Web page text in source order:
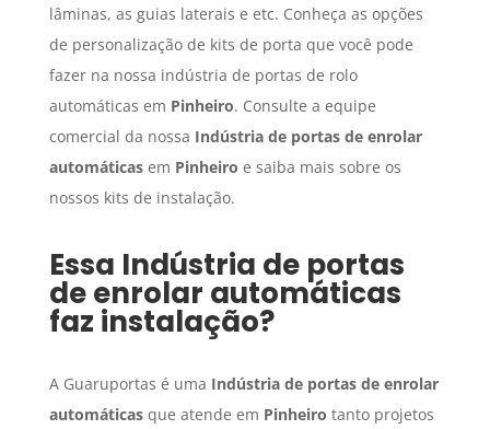
lâminas, as guias laterais e etc. Conheça as opções
de personalização de kits de porta que você pode
fazer na nossa indústria de portas de rolo
automáticas em Pinheiro. Consulte a equipe
comercial da nossa Indústria de portas de enrolar
automáticasem Pinheiro e saiba mais sobre os
nossos kits de instalação.
Essa Indústria de portas
de enrolar automáticas
faz instalação?
A Guaruportas é uma Indústria de portas de enrolar
automáticasque atende em Pinheiro tanto projetos